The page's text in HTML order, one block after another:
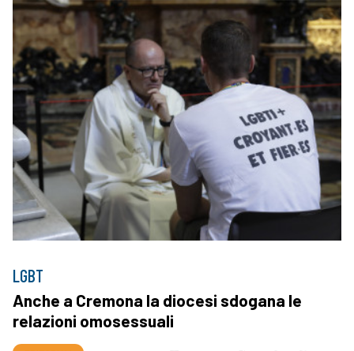
LGBT
Anche a Cremona la diocesi sdogana le
relazioni omosessuali